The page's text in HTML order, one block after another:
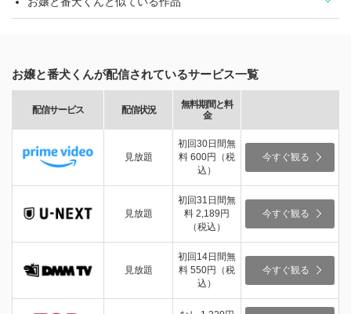
お嬢と番犬くんが配信されているサービス一覧
配信サービス 配信状況
無料期間と料
金
見放題
初回30日間無
料 600円（税
込）
今すぐ観る
見放題
初回31日間無
料 2,189円
（税込）
今すぐ観る
見放題
初回14日間無
料 550円（税
込）
今すぐ観る